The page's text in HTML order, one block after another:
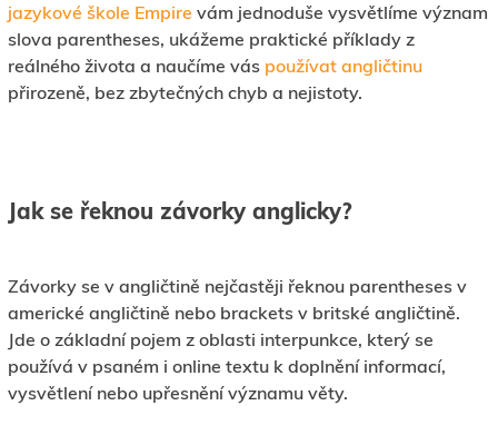
jazykové škole Empire vám jednoduše vysvětlíme význam
slova parentheses, ukážeme praktické příklady z
reálného života a naučíme vás používat angličtinu
přirozeně, bez zbytečných chyb a nejistoty.
Jak se řeknou závorky anglicky?
Závorky se v angličtině nejčastěji řeknou parentheses v
americké angličtině nebo brackets v britské angličtině.
Jde o základní pojem z oblasti interpunkce, který se
používá v psaném i online textu k doplnění informací,
vysvětlení nebo upřesnění významu věty.